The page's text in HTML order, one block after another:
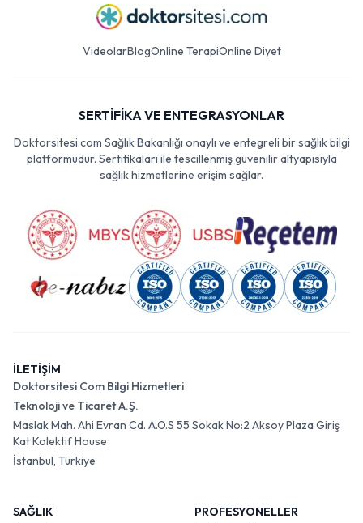
VideolarBlogOnline TerapiOnline Diyet
SERTİFİKA VE ENTEGRASYONLAR
Doktorsitesi.com Sağlık Bakanlığı onaylı ve entegreli bir sağlık bilgi
platformudur. Sertifikaları ile tescillenmiş güvenilir altyapısıyla
sağlık hizmetlerine erişim sağlar.
İLETİŞİM
Doktorsitesi Com Bilgi Hizmetleri
Teknoloji ve Ticaret A.Ş.
Maslak Mah. Ahi Evran Cd. A.O.S 55 Sokak No:2 Aksoy Plaza Giriş
Kat Kolektif House
İstanbul, Türkiye
SAĞLIK
PROFESYONELLER